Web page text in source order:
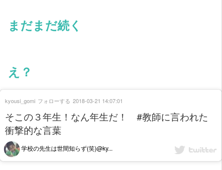
まだまだ続く
え？
そこの３年生！なん年生だ！ #教師に言われた
衝撃的な言葉
学校の先生は世間知らず(笑)@ky...
kyousi_gomi フォローする 2018-03-21 14:07:01